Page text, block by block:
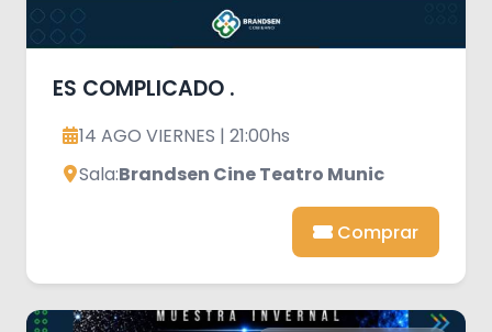
ES COMPLICADO .
14 AGO VIERNES | 21:00hs
Sala:Brandsen Cine Teatro Munic
Comprar